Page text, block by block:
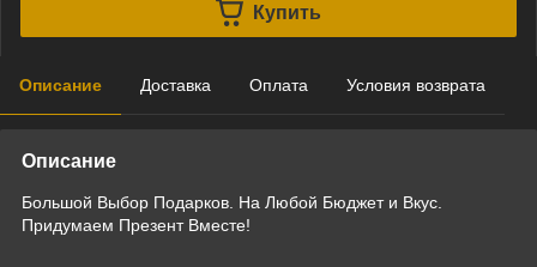
Купить
Описание Доставка Оплата Условия возврата
Описание
Большой Выбор Подарков. На Любой Бюджет и Вкус.
Придумаем Презент Вместе!